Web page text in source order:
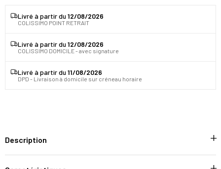
Livré à partir du 12/08/2026
COLISSIMO POINT RETRAIT
Livré à partir du 12/08/2026
COLISSIMO DOMICILE - avec signature
Livré à partir du 11/08/2026
DPD - Livraison à domicile sur créneau horaire
Description